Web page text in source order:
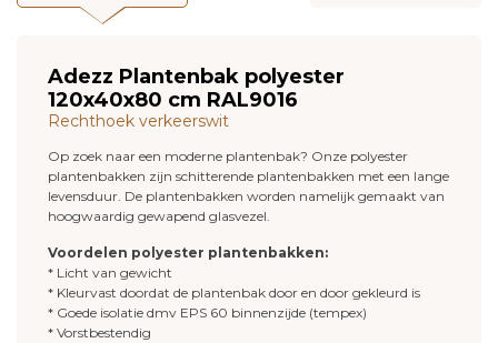
Adezz Plantenbak polyester
120x40x80 cm RAL9016
Rechthoek verkeerswit
Op zoek naar een moderne plantenbak? Onze polyester
plantenbakken zijn schitterende plantenbakken met een lange
levensduur. De plantenbakken worden namelijk gemaakt van
hoogwaardig gewapend glasvezel.
Voordelen polyester plantenbakken:
* Licht van gewicht
* Kleurvast doordat de plantenbak door en door gekleurd is
* Goede isolatie dmv EPS 60 binnenzijde (tempex)
* Vorstbestendig